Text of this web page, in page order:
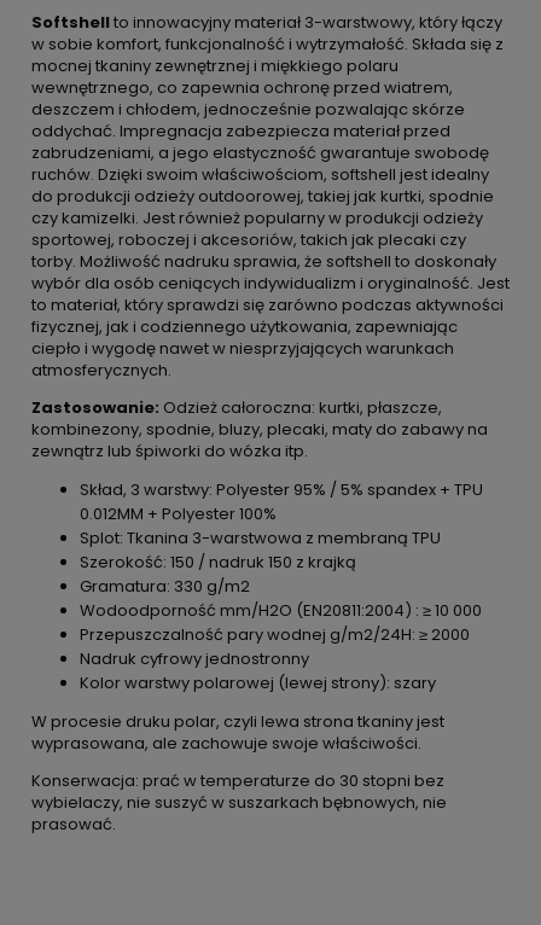
Softshellto innowacyjny materiał 3-warstwowy, który łączy
w sobie komfort, funkcjonalność i wytrzymałość. Składa się z
mocnej tkaniny zewnętrznej i miękkiego polaru
wewnętrznego, co zapewnia ochronę przed wiatrem,
deszczem i chłodem, jednocześnie pozwalając skórze
oddychać. Impregnacja zabezpiecza materiał przed
zabrudzeniami, a jego elastyczność gwarantuje swobodę
ruchów. Dzięki swoim właściwościom, softshell jest idealny
do produkcji odzieży outdoorowej, takiej jak kurtki, spodnie
czy kamizelki. Jest również popularny w produkcji odzieży
sportowej, roboczej i akcesoriów, takich jak plecaki czy
torby. Możliwość nadruku sprawia, że softshell to doskonały
wybór dla osób ceniących indywidualizm i oryginalność. Jest
to materiał, który sprawdzi się zarówno podczas aktywności
fizycznej, jak i codziennego użytkowania, zapewniając
ciepło i wygodę nawet w niesprzyjających warunkach
atmosferycznych.
Zastosowanie: Odzież całoroczna: kurtki, płaszcze,
kombinezony, spodnie, bluzy, plecaki, maty do zabawy na
zewnątrz lub śpiworki do wózka itp.
Skład, 3 warstwy: Polyester 95% / 5% spandex + TPU
0.012MM + Polyester 100%
Splot: Tkanina 3-warstwowa z membraną TPU
Szerokość: 150 / nadruk 150 z krajką
Gramatura: 330 g/m2
Wodoodporność mm/H2O (EN20811:2004) : ≥ 10 000
Przepuszczalność pary wodnej g/m2/24H: ≥ 2000
Nadruk cyfrowy jednostronny
Kolor warstwy polarowej (lewej strony): szary
W procesie druku polar, czyli lewa strona tkaniny jest
wyprasowana, ale zachowuje swoje właściwości.
Konserwacja: prać w temperaturze do 30 stopni bez
wybielaczy, nie suszyć w suszarkach bębnowych, nie
prasować.